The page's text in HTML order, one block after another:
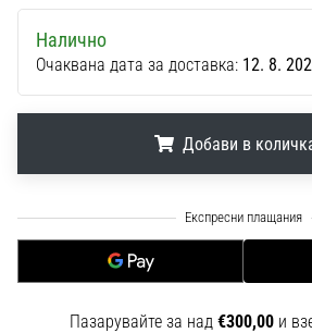
футболни
обувки
Nike
Phantom
6
контрол
мощ
във
Перфектни
Налично
Очаквана дата за доставка: 12. 8.
Добави в
Пазарувайте за над €300,00 и